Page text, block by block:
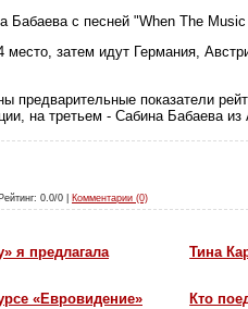
Бабаева с песней "When The
место, затем идут Германия,
предварительные показатели
на третьем - Сабина Бабаева
0.0/0 | Комментарии (0)
я предлагала
Тина
«Евровидение»
Кто